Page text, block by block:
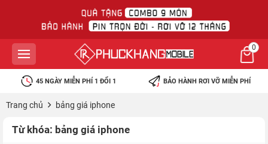
0
45 NGÀY MIỄN PHÍ 1 ĐỔI 1 BẢO HÀNH RƠI VỠ MIỄN PHÍ
Trang chủ bảng giá iphone
Từ khóa: bảng giá iphone